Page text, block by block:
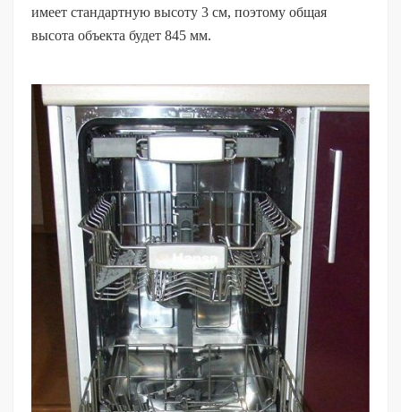
имеет стандартную высоту 3 см, поэтому общая
высота объекта будет 845 мм.